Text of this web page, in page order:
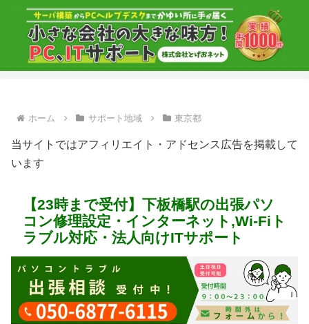
ホーム サポート地域 東京都
当サイトではアフィリエイト・アドセンス広告を掲載して
います
【23時まで受付】下板橋駅の出張パソ
コン修理設定・インターネット,Wi-Fiト
ラブル対応・法人向けITサポート